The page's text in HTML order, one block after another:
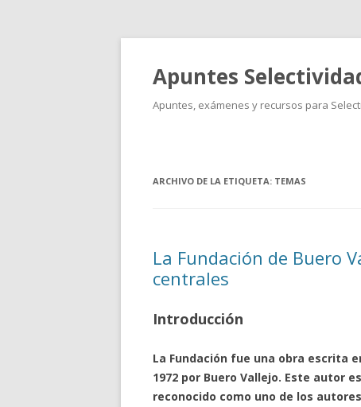
Apuntes
Apuntes, exámenes y recursos para
ARCHIVO DE LA ETIQUETA: TEMAS
La Fundación de Buero
centrales
Introducción
La Fundación fue una obra escrita
1972 por Buero Vallejo. Este autor es
reconocido como uno de los autores